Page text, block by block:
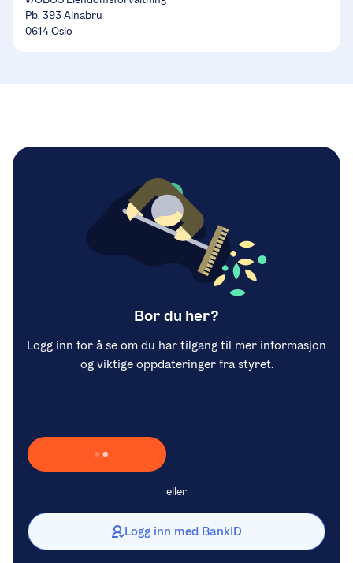
Pb. 393 Alnabru
0614 Oslo
Bor du her?
Logg inn for å se om du har tilgang til mer informasjon
og viktige oppdateringer fra styret.
Laster inn Vipps …
eller
Logg inn med BankID